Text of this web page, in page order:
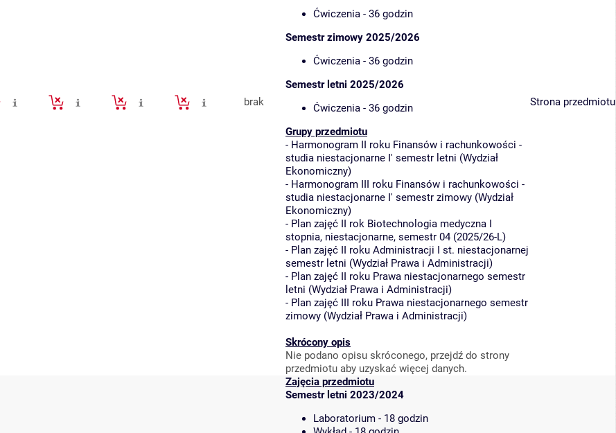
brak
Ćwiczenia - 36 godzin
Semestr zimowy 2025/2026
Ćwiczenia - 36 godzin
Semestr letni 2025/2026
Ćwiczenia - 36 godzin
Grupy przedmiotu
- Harmonogram II roku Finansów i rachunkowości -
studia niestacjonarne I' semestr letni (Wydział
Ekonomiczny)
- Harmonogram III roku Finansów i rachunkowości -
studia niestacjonarne I' semestr zimowy (Wydział
Ekonomiczny)
- Plan zajęć II rok Biotechnologia medyczna I
stopnia, niestacjonarne, semestr 04 (2025/26-L)
- Plan zajęć II roku Administracji I st. niestacjonarnej
semestr letni (Wydział Prawa i Administracji)
- Plan zajęć II roku Prawa niestacjonarnego semestr
letni (Wydział Prawa i Administracji)
- Plan zajęć III roku Prawa niestacjonarnego semestr
zimowy (Wydział Prawa i Administracji)
Skrócony opis
Nie podano opisu skróconego, przejdź do strony
przedmiotu aby uzyskać więcej danych.
Strona przedmiotu
Zajęcia przedmiotu
Semestr letni 2023/2024
Laboratorium - 18 godzin